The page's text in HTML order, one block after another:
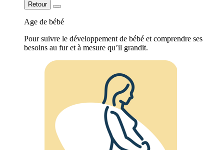
Retour
Age de bébé
Pour suivre le développement de bébé et comprendre ses
besoins au fur et à mesure qu’il grandit.